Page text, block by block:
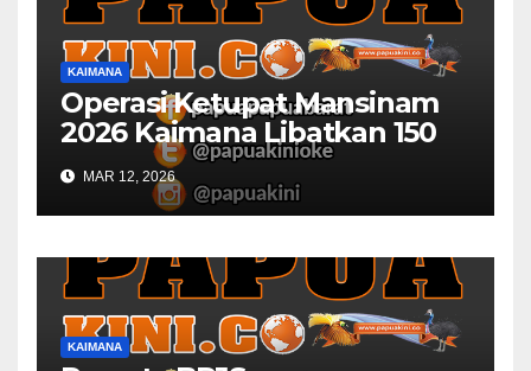
KAIMANA
Operasi Ketupat Mansinam
2026 Kaimana Libatkan 150
Personil Gabungan
MAR 12, 2026
KAIMANA